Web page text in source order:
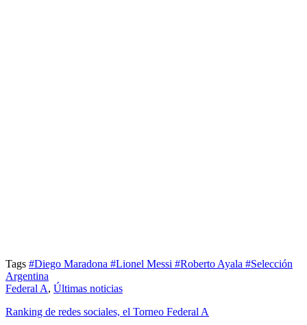
Tags #Diego Maradona #Lionel Messi #Roberto Ayala #Selección
Argentina
Federal A, Últimas noticias
Ranking de redes sociales, el Torneo Federal A